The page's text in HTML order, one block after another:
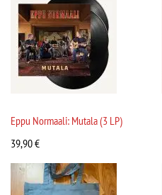
Eppu Normaali: Mutala (3 LP)
39,90€